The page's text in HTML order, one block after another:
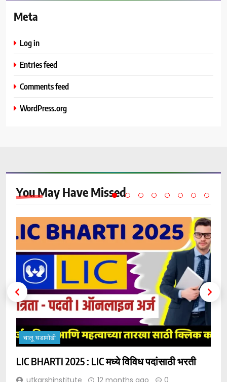
Meta
Log in
Entries feed
Comments feed
WordPress.org
You May Have Missed
चालू घडामोडी
LIC BHARTI 2025 : LIC मध्ये विविध पदांसाठी भरती